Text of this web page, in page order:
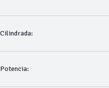
Cilindrada:
Potencia: